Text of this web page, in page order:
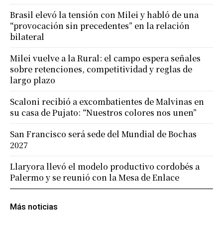
Más noticias
Brasil elevó la tensión con Milei y habló de una
“provocación sin precedentes” en la relación
bilateral
Milei vuelve a la Rural: el campo espera señales
sobre retenciones, competitividad y reglas de
largo plazo
Scaloni recibió a excombatientes de Malvinas en
su casa de Pujato: “Nuestros colores nos unen”
San Francisco será sede del Mundial de Bochas
2027
Llaryora llevó el modelo productivo cordobés a
Palermo y se reunió con la Mesa de Enlace